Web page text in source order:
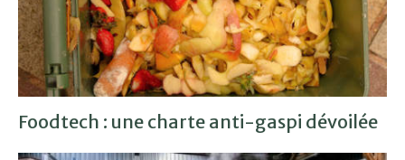
Foodtech : une charte anti-gaspi dévoilée